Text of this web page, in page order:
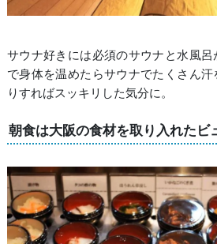
サウナ好きには必須のサウナと水風
で身体を温めたらサウナでたくさん汗
りすればスッキリした気分に。
朝食は大阪の食材を取り入れたビ